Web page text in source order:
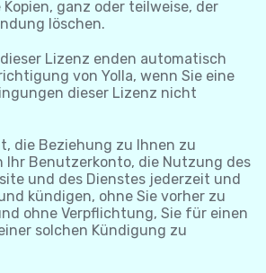
ganz oder teilweise, der
löschen.
Lizenz enden automatisch
von Yolla, wenn Sie eine
dieser Lizenz nicht
die Beziehung zu Ihnen zu
Ihr Benutzerkonto, die Nutzung des
und des Dienstes jederzeit und
kündigen, ohne Sie vorher zu
ohne Verpflichtung, Sie für einen
solchen Kündigung zu